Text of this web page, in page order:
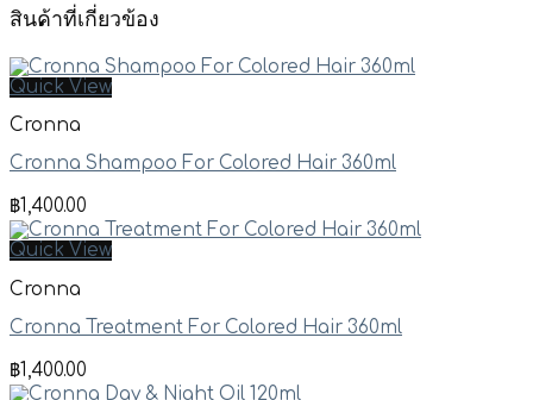
สินค้าที่เกี่ยวข้อง
Quick View
Cronna
Cronna Shampoo For Colored Hair 360ml
฿1,400.00
Quick View
Cronna
Cronna Treatment For Colored Hair 360ml
฿1,400.00